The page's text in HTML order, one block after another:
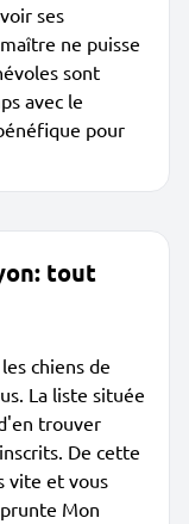
ses
ne puisse
sont
avec le
pour
tout
chiens de
La liste située
trouver
De cette
vite et vous
Mon